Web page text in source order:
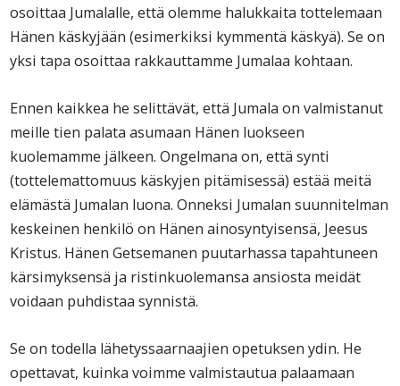
osoittaa Jumalalle, että olemme halukkaita tottelemaan
Hänen käskyjään (esimerkiksi kymmentä käskyä). Se on
yksi tapa osoittaa rakkauttamme Jumalaa kohtaan.
Ennen kaikkea he selittävät, että Jumala on valmistanut
meille tien palata asumaan Hänen luokseen
kuolemamme jälkeen. Ongelmana on, että synti
(tottelemattomuus käskyjen pitämisessä) estää meitä
elämästä Jumalan luona. Onneksi Jumalan suunnitelman
keskeinen henkilö on Hänen ainosyntyisensä, Jeesus
Kristus. Hänen Getsemanen puutarhassa tapahtuneen
kärsimyksensä ja ristinkuolemansa ansiosta meidät
voidaan puhdistaa synnistä.
Se on todella lähetyssaarnaajien opetuksen ydin. He
opettavat, kuinka voimme valmistautua palaamaan